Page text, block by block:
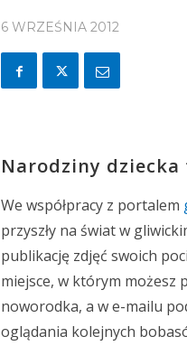
6 WRZEŚNIA 2012
Narodziny
We współpracy z portalem
przyszły na świat w
publikację zdjęć swoich
miejsce, w którym możesz
noworodka, a w e-mailu
oglądania kolejnych